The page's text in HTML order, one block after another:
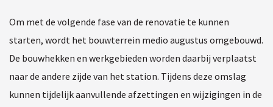
Om met de volgende fase van de renovatie te kunnen
starten, wordt het bouwterrein medio augustus omgebouwd.
De bouwhekken en werkgebieden worden daarbij verplaatst
naar de andere zijde van het station. Tijdens deze omslag
kunnen tijdelijk aanvullende afzettingen en wijzigingen in de